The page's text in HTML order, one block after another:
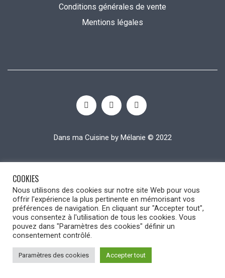
Conditions générales de vente
Mentions légales
Dans ma Cuisine by Mélanie © 2022
COOKIES
Nous utilisons des cookies sur notre site Web pour vous
offrir l'expérience la plus pertinente en mémorisant vos
préférences de navigation. En cliquant sur "Accepter tout",
vous consentez à l'utilisation de tous les cookies. Vous
pouvez dans "Paramètres des cookies" définir un
consentement contrôlé.
Paramètres des cookies Accepter tout